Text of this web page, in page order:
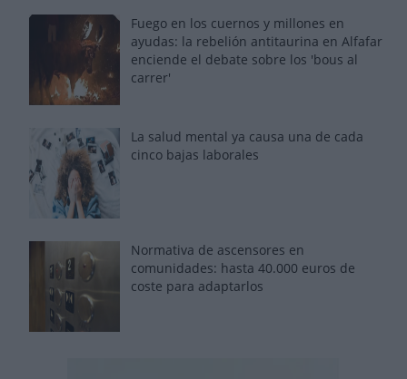
Fuego en los cuernos y millones en
ayudas: la rebelión antitaurina en Alfafar
enciende el debate sobre los 'bous al
carrer'
La salud mental ya causa una de cada
cinco bajas laborales
Normativa de ascensores en
comunidades: hasta 40.000 euros de
coste para adaptarlos